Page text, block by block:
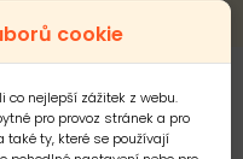
cookie
co nejlepší zážitek z webu.
pro provoz stránek a pro
ty, které se používají